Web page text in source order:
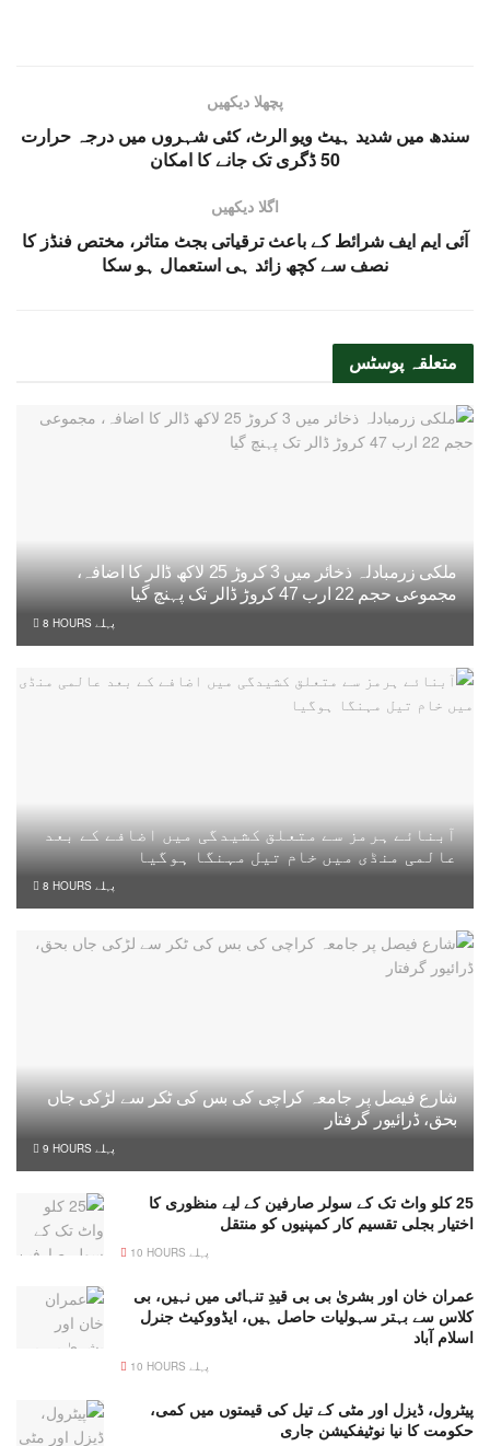
پچھلا دیکھیں
سندھ میں شدید ہیٹ ویو الرٹ، کئی شہروں میں درجہ حرارت
50 ڈگری تک جانے کا امکان
اگلا دیکھیں
آئی ایم ایف شرائط کے باعث ترقیاتی بجٹ متاثر، مختص فنڈز کا
نصف سے کچھ زائد ہی استعمال ہو سکا
متعلقہ پوسٹس
ملکی زرمبادلہ ذخائر میں 3 کروڑ 25 لاکھ ڈالر کا اضافہ،
مجموعی حجم 22 ارب 47 کروڑ ڈالر تک پہنچ گیا
8 HOURS پہلے
آبنائے ہرمز سے متعلق کشیدگی میں اضافے کے بعد
عالمی منڈی میں خام تیل مہنگا ہوگیا
8 HOURS پہلے
شارع فیصل پر جامعہ کراچی کی بس کی ٹکر سے لڑکی جاں
بحق، ڈرائیور گرفتار
9 HOURS پہلے
25 کلو واٹ تک کے سولر صارفین کے لیے منظوری کا
اختیار بجلی تقسیم کار کمپنیوں کو منتقل
10 HOURS پہلے
عمران خان اور بشریٰ بی بی قیدِ تنہائی میں نہیں، بی
کلاس سے بہتر سہولیات حاصل ہیں، ایڈووکیٹ جنرل
اسلام آباد
10 HOURS پہلے
پیٹرول، ڈیزل اور مٹی کے تیل کی قیمتوں میں کمی،
حکومت کا نیا نوٹیفکیشن جاری